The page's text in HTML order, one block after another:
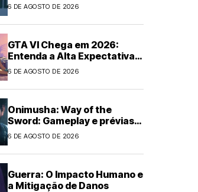
6 DE AGOSTO DE 2026
GTA VI Chega em 2026:
Entenda a Alta Expectativa
Global
6 DE AGOSTO DE 2026
Onimusha: Way of the
Sword: Gameplay e prévias
empolgam!
6 DE AGOSTO DE 2026
Guerra: O Impacto Humano e
a Mitigação de Danos